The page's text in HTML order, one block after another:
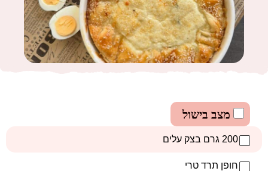
מצב בישול
200 גרם בצק עלים
חופן תרד טרי